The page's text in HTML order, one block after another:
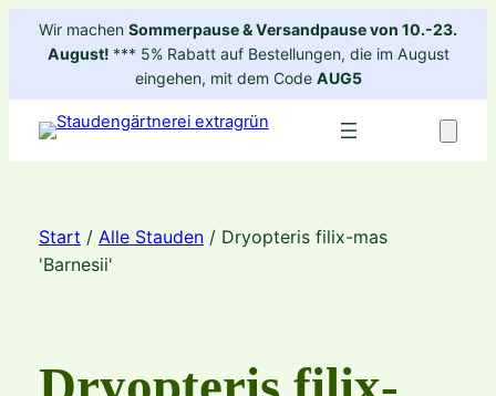
ZumWir machen Sommerpause & Versandpause von 10.-23.
August! *** 5% Rabatt auf Bestellungen, die im August
eingehen, mit dem Code AUG5
Start / Alle Stauden/ Dryopteris filix-mas
'Barnesii'